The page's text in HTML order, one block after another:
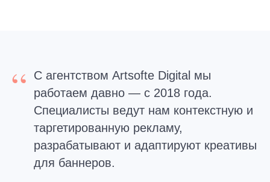
“
С агентством Artsofte Digital мы
работаем давно — с 2018 года.
Специалисты ведут нам контекстную и
таргетированную рекламу,
разрабатывают и адаптируют креативы
для баннеров.